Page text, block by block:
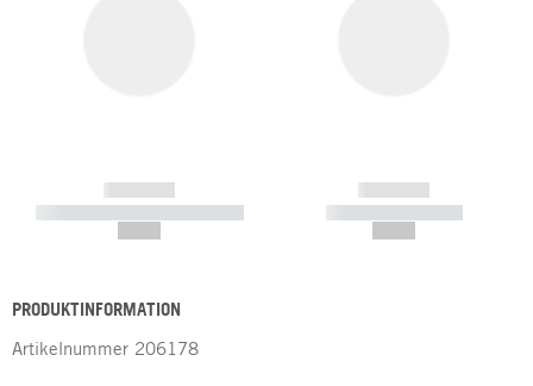
------------
----------- ----------- -----------
------------
----------- -----------
PRODUKTINFORMATION
Artikelnummer 206178